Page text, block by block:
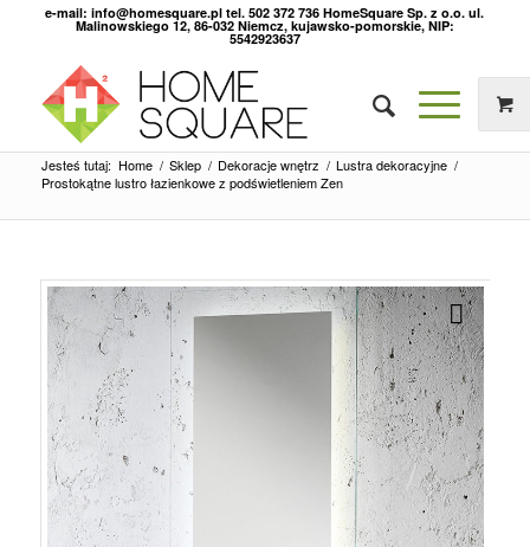
e-mail: info@homesquare.pl tel. 502 372 736 HomeSquare Sp. z o.o. ul.
Malinowskiego 12, 86-032 Niemcz, kujawsko-pomorskie, NIP:
5542923637
Jesteś tutaj: Home / Sklep / Dekoracje wnętrz / Lustra dekoracyjne /
Prostokątne lustro łazienkowe z podświetleniem Zen